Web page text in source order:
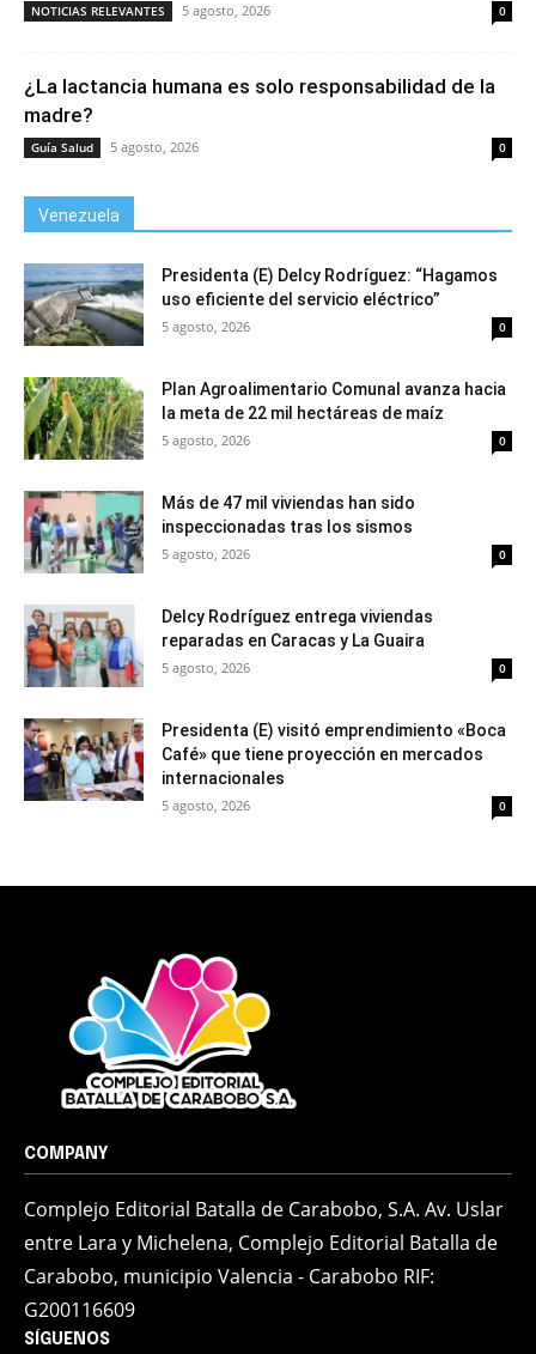
NOTICIAS RELEVANTES 5 agosto, 2026 0
¿La lactancia humana es solo responsabilidad de la
madre?
Guía Salud 5 agosto, 2026 0
Venezuela
Presidenta (E) Delcy Rodríguez: “Hagamos
uso eficiente del servicio eléctrico”
5 agosto, 2026 0
Plan Agroalimentario Comunal avanza hacia
la meta de 22 mil hectáreas de maíz
5 agosto, 2026 0
Más de 47 mil viviendas han sido
inspeccionadas tras los sismos
5 agosto, 2026 0
Delcy Rodríguez entrega viviendas
reparadas en Caracas y La Guaira
5 agosto, 2026 0
Presidenta (E) visitó emprendimiento «Boca
Café» que tiene proyección en mercados
internacionales
5 agosto, 2026 0
COMPANY
Complejo Editorial Batalla de Carabobo, S.A. Av. Uslar
entre Lara y Michelena, Complejo Editorial Batalla de
Carabobo, municipio Valencia - Carabobo RIF:
G200116609
SÍGUENOS